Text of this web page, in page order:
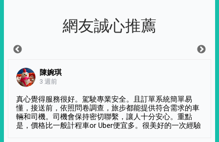
網友誠心推薦
陳婉琪
3 週前
真心覺得服務很好。駕駛專業安全。且訂單系統簡單易
懂，接送前，依照問卷調查，旅步都能提供符合需求的車
輛和司機。司機會保持密切聯繫，讓人十分安心。重點
是，價格比一般計程車or Uber便宜多。很美好的一次經驗